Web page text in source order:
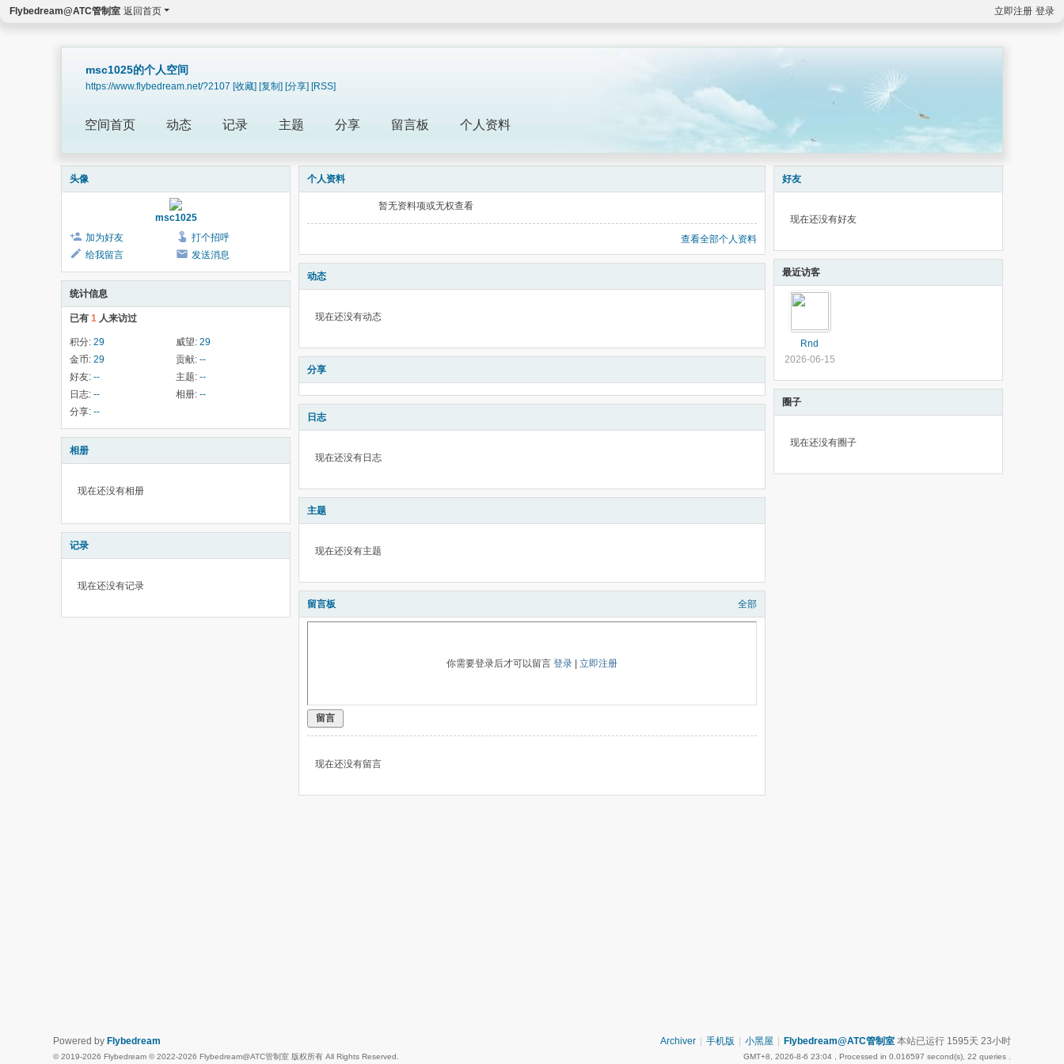
立即注册 登录
Flybedream@ATC管制室 返回首页
msc1025的个人空间
https://www.flybedream.net/?2107 [收藏] [复制] [分享] [RSS]
空间首页 动态 记录 主题 分享 留言板 个人资料
头像
msc1025
加为好友
打个招呼
给我留言
发送消息
统计信息
已有 1 人来访过
积分: 29 威望: 29
金币: 29 贡献: --
好友: -- 主题: --
日志: -- 相册: --
分享: --
相册
现在还没有相册
记录
现在还没有记录
个人资料
暂无资料项或无权查看
查看全部个人资料
动态
现在还没有动态
分享
日志
现在还没有日志
主题
现在还没有主题
留言板 全部
你需要登录后才可以留言 登录 立即注册
留言
现在还没有留言
好友
现在还没有好友
最近访客
Rnd
2026-06-15
圈子
现在还没有圈子
Archiver 手机版 小黑屋 Flybedream@ATC管制室 本站已运行 1595天 23小时
GMT+8, 2026-8-6 23:04 , Processed in 0.016597 second(s), 22 queries .
Powered by Flybedream
© 2019-2026 Flybedream © 2022-2026 Flybedream@ATC管制室 版权所有 All Rights Reserved.